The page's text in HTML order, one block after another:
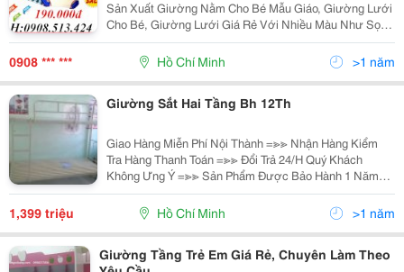
Sản Xuất Giường Nằm Cho Bé Mẫu Giáo, Giường Lưới
Cho Bé, Giường Lưới Giá Rẻ Với Nhiều Màu Như Sọc
Xanh Dương, Hình Gấu, Hình Chuột Michkey, Sử Dụng
Lâu Bền Lâu,Giao Hàng Các Quận Ở Hcm, Liên Hệ
Ngay Để
0908 *** *** Hồ Chí Minh >1 năm
Giường Sắt Hai Tầng Bh 12Th
Giao Hàng Miễn Phí Nội Thành =≫≫ Nhận Hàng Kiểm
Tra Hàng Thanh Toán =≫≫ Đổi Trả 24/H Quý Khách
Không Ưng Ý =≫≫ Sản Phẩm Được Bảo Hành 1 Năm
Tại Nhà =≫≫ Giao Hàng Nhanh Linh Hoạt Theo Yêu Cầu
Của Khách Hàng =≫ Nhanh Tay Gọi
1,399 triệu Hồ Chí Minh >1 năm
Giường Tầng Trẻ Em Giá Rẻ, Chuyên Làm Theo